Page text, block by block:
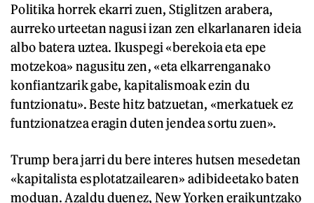
Politika horrek ekarri zuen, Stiglitzen arabera,
aurreko urteetan nagusi izan zen elkarlanaren ideia
albo batera uztea. Ikuspegi «berekoia eta epe
motzekoa» nagusitu zen, «eta elkarrenganako
konfiantzarik gabe, kapitalismoak ezin du
funtzionatu». Beste hitz batzuetan, «merkatuek ez
funtzionatzea eragin duten jendea sortu zuen».
Trump bera jarri du bere interes hutsen mesedetan
«kapitalista esplotatzailearen» adibideetako baten
moduan. Azaldu duenez, New Yorken eraikuntzako